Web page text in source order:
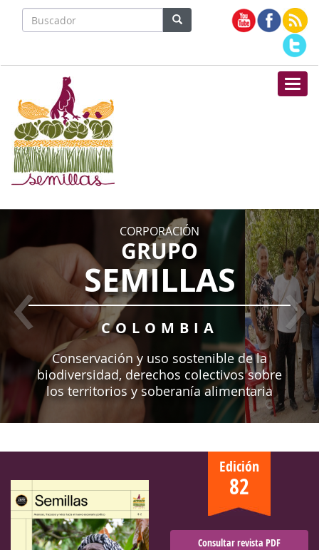
CORPORACIÓN
GRUPO
SEMILLAS
COLOMBIA
Conservación y uso sostenible de la
biodiversidad, derechos colectivos sobre
los territorios y soberanía alimentaria
‹ ›
Edición
82
Consultar revista PDF